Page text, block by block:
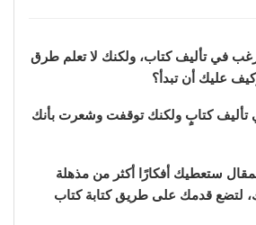
في تأليف كتاب، ولكنك لا تعلم طرق
عليك أن تبدأ؟
تأليف كتابٍ ولكنك توقفت وشعرت بأنك
ستعطيك أفكارًا أكثر من مذهلة
لتضع قدمك على طريق كتابة كتاب